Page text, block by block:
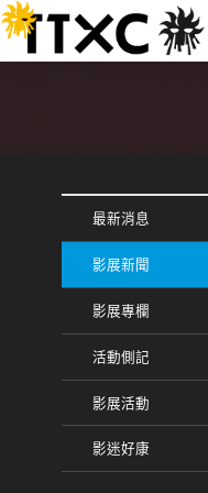
跳
到
主
:::
最新消息
影展新聞
影展專欄
活動側記
影展活動
影迷好康